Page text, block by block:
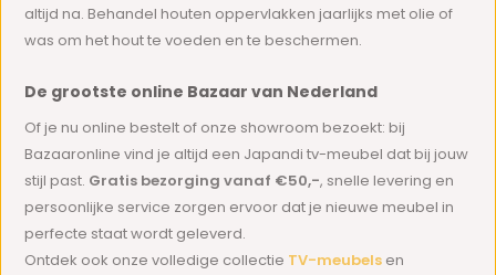
altijd na. Behandel houten oppervlakken jaarlijks met olie of
was om het hout te voeden en te beschermen.
De grootste online Bazaar van Nederland
Of je nu online bestelt of onze showroom bezoekt: bij
Bazaaronline vind je altijd een Japandi tv-meubel dat bij jouw
stijl past. Gratis bezorging vanaf €50,-, snelle levering en
persoonlijke service zorgen ervoor dat je nieuwe meubel in
perfecte staat wordt geleverd.
Ontdek ook onze volledige collectie TV-meubels en